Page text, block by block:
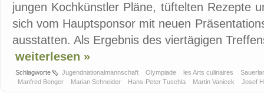
jungen Kochkünstler Pläne, tüftelten Rezepte
sich vom Hauptsponsor mit neuen
ausstatten. Als Ergebnis des viertägigen
weiterlesen »
Schlagworte Jugendnationalmannschaft Olympiade les Arts culinaires
Manfred Benger
Marian Schneider Hans-Peter Tuschla Martin Vanicek Josef